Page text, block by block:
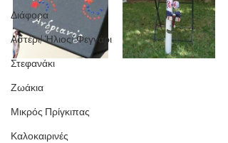
Διάφορα
Αστέρι/ Ήλιος/ Φεγγάρι
Στεφανάκι
Ζωάκια
Μικρός Πρίγκιπας
Καλοκαιρινές